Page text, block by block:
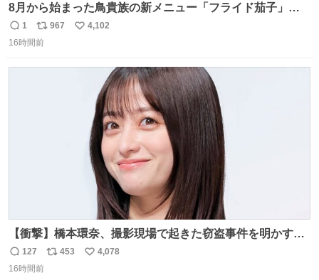
8月から始まった鳥貴族の新メニュー「フライド茄子」が
うますぎでした 信じて……
返
信
1
リ
ポ
967
い
4,102
16時間前
【衝撃】橋本環奈、撮影現場で起きた窃盗事件を明かす
「警察が来てました」 news.livedoor.com/article/detail…
橋本は「撮影現場で照明さんのケーブルが盗まれて…。廃
返
信
127
リ
453
い
4,078
16時間前